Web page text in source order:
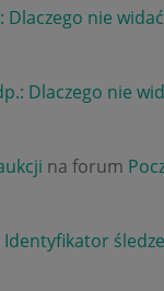
Dlaczego nie
Dlaczego nie
na forum
Identyfikator